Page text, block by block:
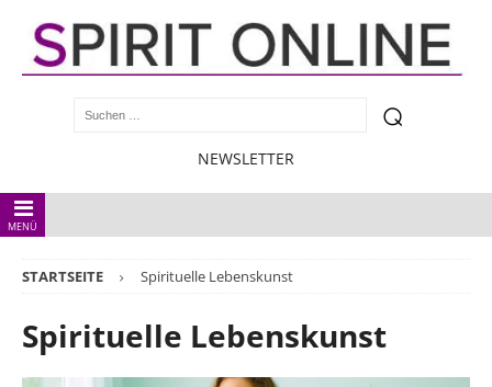
NEWSLETTER
MENÜ
STARTSEITE Spirituelle Lebenskunst
Spirituelle Lebenskunst